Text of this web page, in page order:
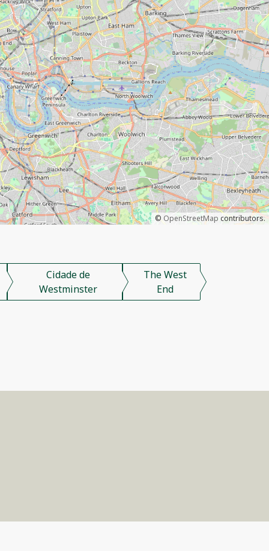
© OpenStreetMap contributors.
Cidade de
Westminster
The West
End